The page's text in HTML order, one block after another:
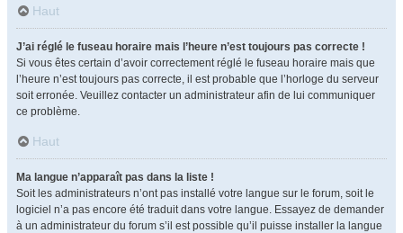
Haut
J’ai réglé le fuseau horaire mais l’heure n’est toujours pas correcte !
Si vous êtes certain d’avoir correctement réglé le fuseau horaire mais que
l’heure n’est toujours pas correcte, il est probable que l’horloge du serveur
soit erronée. Veuillez contacter un administrateur afin de lui communiquer
ce problème.
Haut
Ma langue n’apparaît pas dans la liste !
Soit les administrateurs n’ont pas installé votre langue sur le forum, soit le
logiciel n’a pas encore été traduit dans votre langue. Essayez de demander
à un administrateur du forum s’il est possible qu’il puisse installer la langue